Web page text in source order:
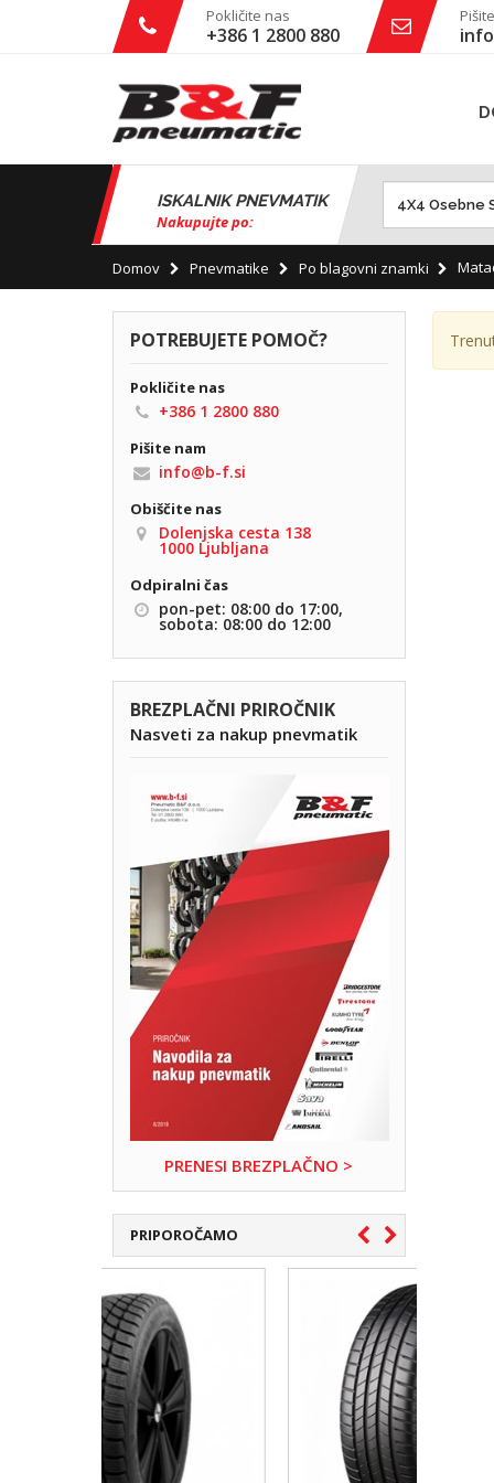
Pokličite nas
+386 1 2800 880
ISKALNIK PNEVMATIK
Nakupujte po:
Domov Pnevmatike Po blagovni znamki
POTREBUJETE POMOČ?
Pokličite nas
+386 1 2800 880
Pišite nam
info@b-f.si
Obiščite nas
Dolenjska cesta 138
1000 Ljubljana
Odpiralni čas
pon-pet: 08:00 do 17:00,
sobota: 08:00 do 12:00
BREZPLAČNI PRIROČNIK
Nasveti za nakup pnevmatik
PRENESI BREZPLAČNO >
PRIPOROČAMO